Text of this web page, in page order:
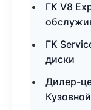
ГК V8
ГК
диски
Дилер-